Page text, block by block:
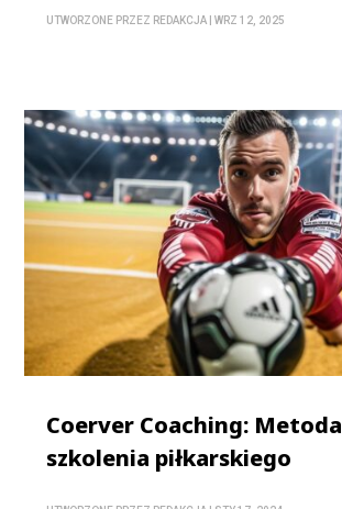
UTWORZONE PRZEZ REDAKCJA |WRZ 12, 2025
Coerver Coaching: Metoda
szkolenia piłkarskiego